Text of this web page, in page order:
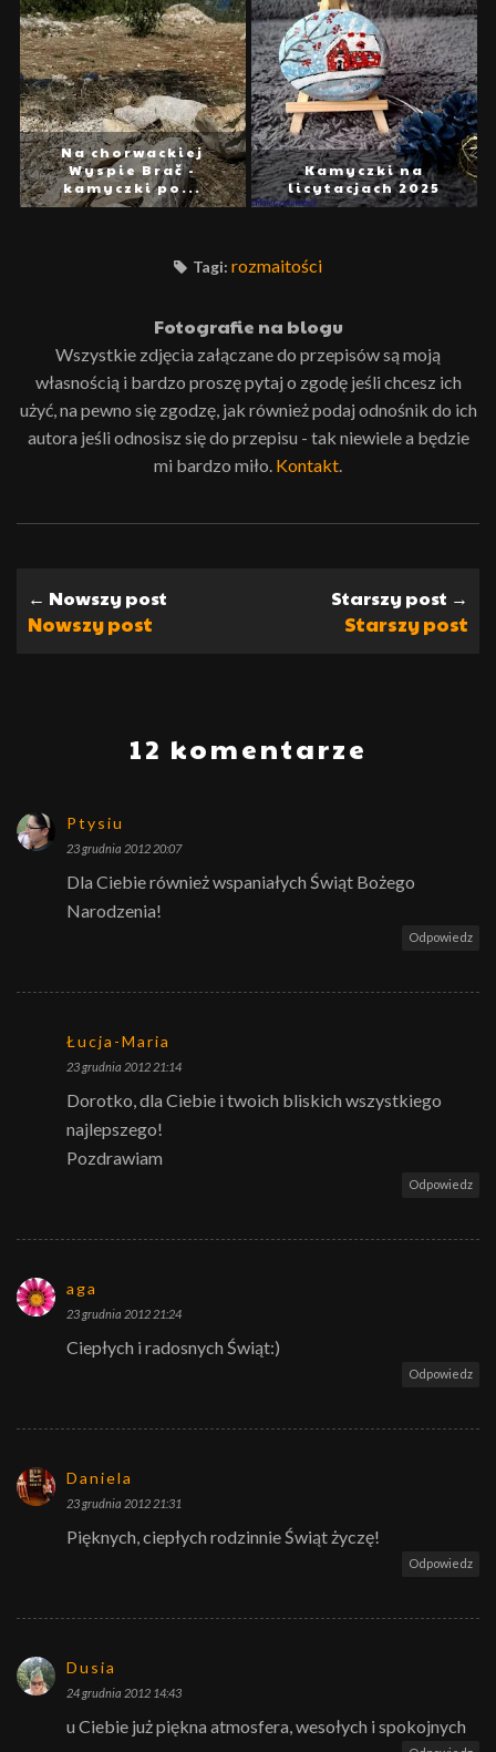
Na chorwackiej
Wyspie Brač -
kamyczki po...
Kamyczki na
licytacjach 2025
Tagi: rozmaitości
Fotografie na blogu
Wszystkie zdjęcia załączane do przepisów są moją
własnością i bardzo proszę pytaj o zgodę jeśli chcesz ich
użyć, na pewno się zgodzę, jak również podaj odnośnik do ich
autora jeśli odnosisz się do przepisu - tak niewiele a będzie
mi bardzo miło. Kontakt.
← Nowszy post
Nowszy post
Starszy post →
Starszy post
12 komentarze
Ptysiu
23 grudnia 2012 20:07
Dla Ciebie również wspaniałych Świąt Bożego
Narodzenia!
Odpowiedz
Łucja-Maria
23 grudnia 2012 21:14
Dorotko, dla Ciebie i twoich bliskich wszystkiego
najlepszego!
Pozdrawiam
Odpowiedz
aga
23 grudnia 2012 21:24
Ciepłych i radosnych Świąt:)
Odpowiedz
Daniela
23 grudnia 2012 21:31
Pięknych, ciepłych rodzinnie Świąt życzę!
Odpowiedz
Dusia
24 grudnia 2012 14:43
u Ciebie już piękna atmosfera, wesołych i spokojnych